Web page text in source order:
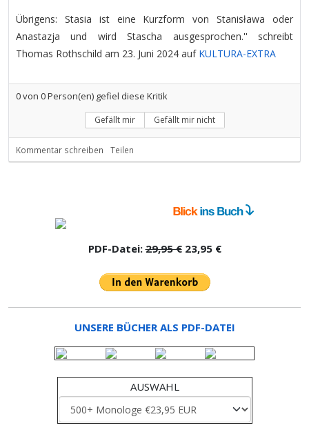
Übrigens: Stasia ist eine Kurzform von Stanisława oder
Anastazja und wird Stascha ausgesprochen.'' schreibt
Thomas Rothschild am 23. Juni 2024 auf KULTURA-EXTRA
0von 0Person(en) gefiel diese Kritik
Gefällt mir Gefällt mir nicht
Kommentar schreiben Teilen
PDF-Datei:29,95 €23,95 €
UNSERE BÜCHER ALS PDF-DATEI
AUSWAHL